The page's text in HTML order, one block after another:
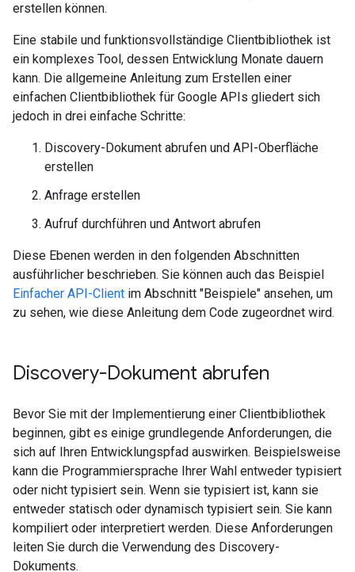
erstellen können.
Eine stabile und funktionsvollständige Clientbibliothek ist
ein komplexes Tool, dessen Entwicklung Monate dauern
kann. Die allgemeine Anleitung zum Erstellen einer
einfachen Clientbibliothek für Google APIs gliedert sich
jedoch in drei einfache Schritte:
Discovery-Dokument abrufen und API-Oberfläche
erstellen
Anfrage erstellen
Aufruf durchführen und Antwort abrufen
Diese Ebenen werden in den folgenden Abschnitten
ausführlicher beschrieben. Sie können auch das Beispiel
Einfacher API-Client im Abschnitt "Beispiele" ansehen, um
zu sehen, wie diese Anleitung dem Code zugeordnet wird.
Discovery-Dokument abrufen
Bevor Sie mit der Implementierung einer Clientbibliothek
beginnen, gibt es einige grundlegende Anforderungen, die
sich auf Ihren Entwicklungspfad auswirken. Beispielsweise
kann die Programmiersprache Ihrer Wahl entweder typisiert
oder nicht typisiert sein. Wenn sie typisiert ist, kann sie
entweder statisch oder dynamisch typisiert sein. Sie kann
kompiliert oder interpretiert werden. Diese Anforderungen
leiten Sie durch die Verwendung des Discovery-
Dokuments.